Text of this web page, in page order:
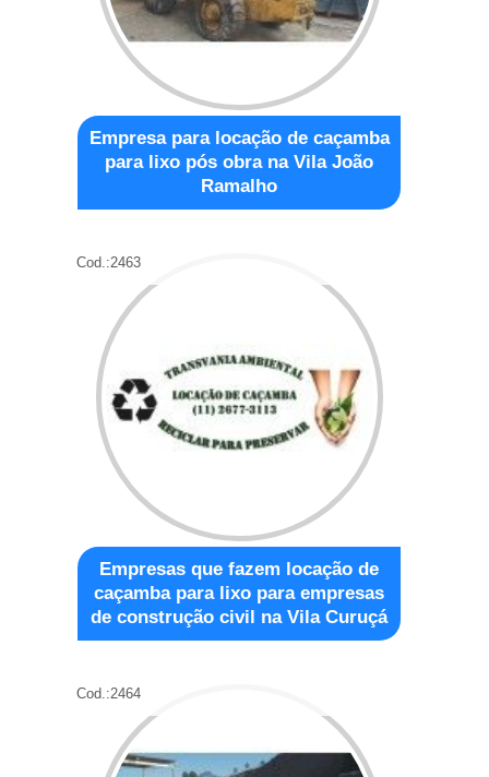
Empresa para locação de caçamba
para lixo pós obra na Vila João
Ramalho
Cod.:2463
Empresas que fazem locação de
caçamba para lixo para empresas
de construção civil na Vila Curuçá
Cod.:2464